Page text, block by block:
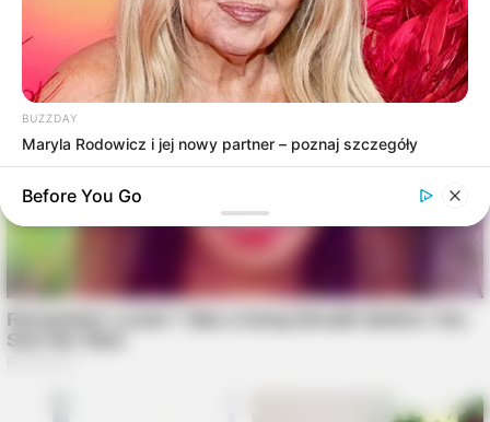
BUZZDAY
Maryla Rodowicz i jej nowy partner – poznaj szczegóły
Before You Go